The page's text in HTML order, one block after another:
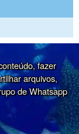
fazer
arquivos,
de Whatsapp